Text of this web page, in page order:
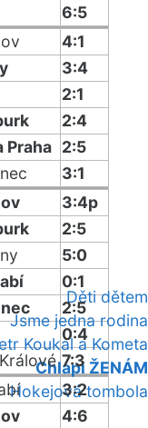
Děti dětem
Jsme jedna rodina
Koukal a Kometa
Chlapi ŽENÁM
Hokejová tombola
6:5
4:1
3:4
2:1
2:4
Praha 2:5
3:1
3:4p
2:5
5:0
0:1
2:5
0:4
7:3
3:2
4:6